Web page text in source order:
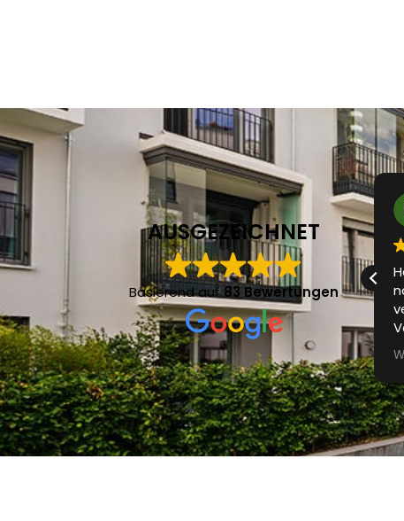
AUSGEZEICHNET
Basierend auf83 Bewertungen
Stephan Bast
vor 5 Monaten
Top Service von A-Z! Hält, was er verspricht
und ist auf jeden Fall sehr
weiterzuempfehlen.